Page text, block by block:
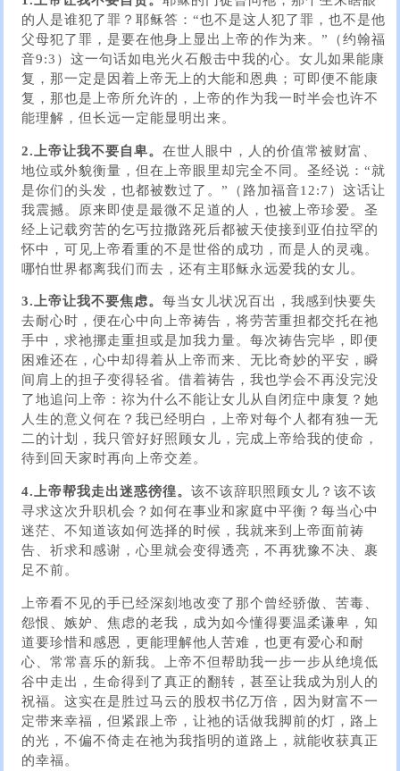
的人是谁犯了罪？耶稣答：“也不是这人犯了罪，也不是他
父母犯了罪，是要在他身上显出上帝的作为来。”（约翰福
音9:3）这一句话如电光火石般击中我的心。女儿如果能康
复，那一定是因着上帝无上的大能和恩典；可即便不能康
复，那也是上帝所允许的，上帝的作为我一时半会也许不
能理解，但长远一定能显明出来。
2.上帝让我不要自卑。在世人眼中，人的价值常被财富、
地位或外貌衡量，但在上帝眼里却完全不同。圣经说：“就
是你们的头发，也都被数过了。”（路加福音12:7）这话让
我震撼。原来即使是最微不足道的人，也被上帝珍爱。圣
经上记载穷苦的乞丐拉撒路死后都被天使接到亚伯拉罕的
怀中，可见上帝看重的不是世俗的成功，而是人的灵魂。
哪怕世界都离我们而去，还有主耶稣永远爱我的女儿。
3.上帝让我不要焦虑。每当女儿状况百出，我感到快要失
去耐心时，便在心中向上帝祷告，将劳苦重担都交托在祂
手中，求祂挪走重担或是加我力量。每次祷告完毕，即便
困难还在，心中却得着从上帝而来、无比奇妙的平安，瞬
间肩上的担子变得轻省。借着祷告，我也学会不再没完没
了地追问上帝：祢为什么不能让女儿从自闭症中康复？她
人生的意义何在？我已经明白，上帝对每个人都有独一无
二的计划，我只管好好照顾女儿，完成上帝给我的使命，
待到回天家时再向上帝交差。
4.上帝帮我走出迷惑徬徨。该不该辞职照顾女儿？该不该
寻求这次升职机会？如何在事业和家庭中平衡？每当心中
迷茫、不知道该如何选择的时候，我就来到上帝面前祷
告、祈求和感谢，心里就会变得透亮，不再犹豫不决、裹
足不前。
上帝看不见的手已经深刻地改变了那个曾经骄傲、苦毒、
怨恨、嫉妒、焦虑的老我，成为如今懂得要温柔谦卑，知
道要珍惜和感恩，更能理解他人苦难，也更有爱心和耐
心、常常喜乐的新我。上帝不但帮助我一步一步从绝境低
谷中走出，生命得到了真正的翻转，甚至让我成为別人的
祝福。这实在是胜过马云的股权书亿万倍，因为财富不一
定带来幸福，但紧跟上帝，让祂的话做我脚前的灯，路上
的光，不偏不倚走在祂为我指明的道路上，就能收获真正
的幸福。